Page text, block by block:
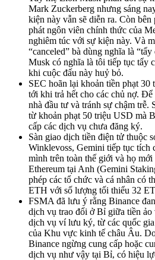
Mark Zuckerberg nhưng sáng
kiện này vẫn sẽ diễn ra. Còn
phát ngôn viên chính thức của
nghiêm túc với sự kiện này. Và
“canceled” bà dùng nghĩa là
Musk có nghĩa là tôi tiếp tục tẩy
khi cuộc đấu này huỷ bỏ.
SEC hoãn lại khoản tiền phạt
tới khi trả hết cho các chủ nợ.
nhà đầu tư và tránh sự chậm trễ.
từ khoản phạt 50 triệu USD mà
cấp các dịch vụ chưa đăng ký.
Sàn giao dịch tiền điện tử thuộc
Winklevoss, Gemini tiếp tục tích
mình trên toàn thế giới và họ
Ethereum tại Anh (Gemini
phép các tổ chức và cá nhân có
ETH với số lượng tối thiểu 32
FSMA đã lưu ý rằng Binance
dịch vụ trao đổi ở Bỉ giữa tiền
dịch vụ ví lưu ký, từ các quốc
của Khu vực kinh tế châu Âu.
Binance ngừng cung cấp hoặc
dịch vụ như vậy tại Bỉ, có hiệu